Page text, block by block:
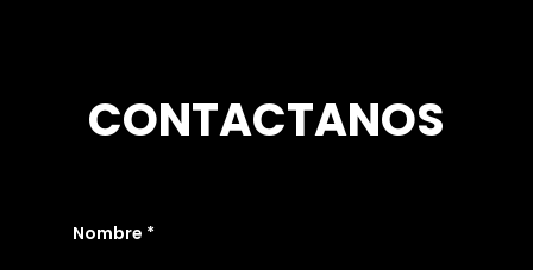
CONTACTANOS
Nombre *